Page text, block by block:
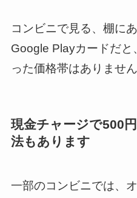
コンビニで見る、棚に
Google Playカードだ
った価格帯はありません
現金チャージで500
法もあります
一部のコンビニでは、